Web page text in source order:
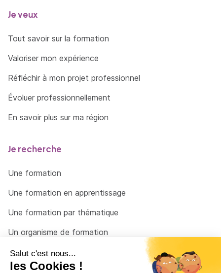
Je veux
Tout savoir sur la formation
Valoriser mon expérience
Réfléchir à mon projet professionnel
Évoluer professionnellement
En savoir plus sur ma région
Je recherche
Une formation
Une formation en apprentissage
Une formation par thématique
Un organisme de formation
Un conseiller